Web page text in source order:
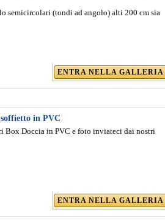
semicircolari (tondi ad angolo) alti 200 cm sia
ENTRA NELLA GALLERIA
in PVC
Box Doccia in PVC e foto inviateci dai nostri
ENTRA NELLA GALLERIA